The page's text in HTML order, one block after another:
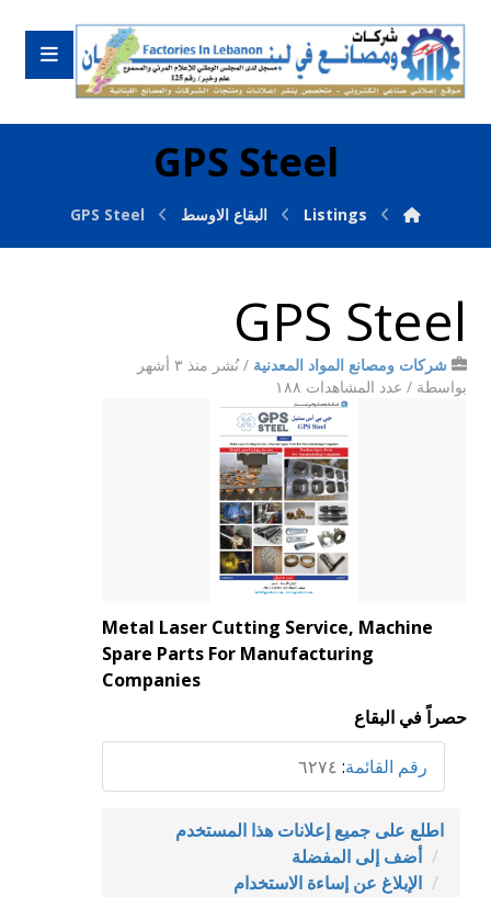
GPS Steel
Listings البقاع الاوسط GPS Steel
GPS Steel
شركات ومصانع المواد المعدنية /نُشر منذ ٣ أشهر
بواسطة/ عدد المشاهدات ١٨٨
Metal Laser Cutting Service, Machine
Spare Parts For Manufacturing
Companies
حصراً في البقاع
رقم القائمة: ٦٢٧٤
اطلع على جميع إعلانات هذا المستخدم
أضف إلى المفضلة
الإبلاغ عن إساءة الاستخدام